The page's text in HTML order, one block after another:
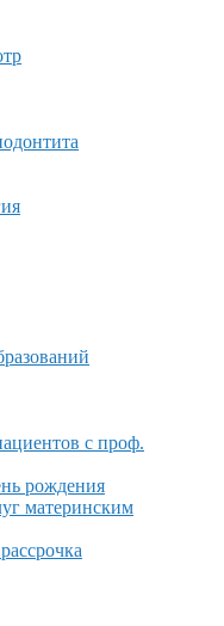
с проф.
рождения
материнским